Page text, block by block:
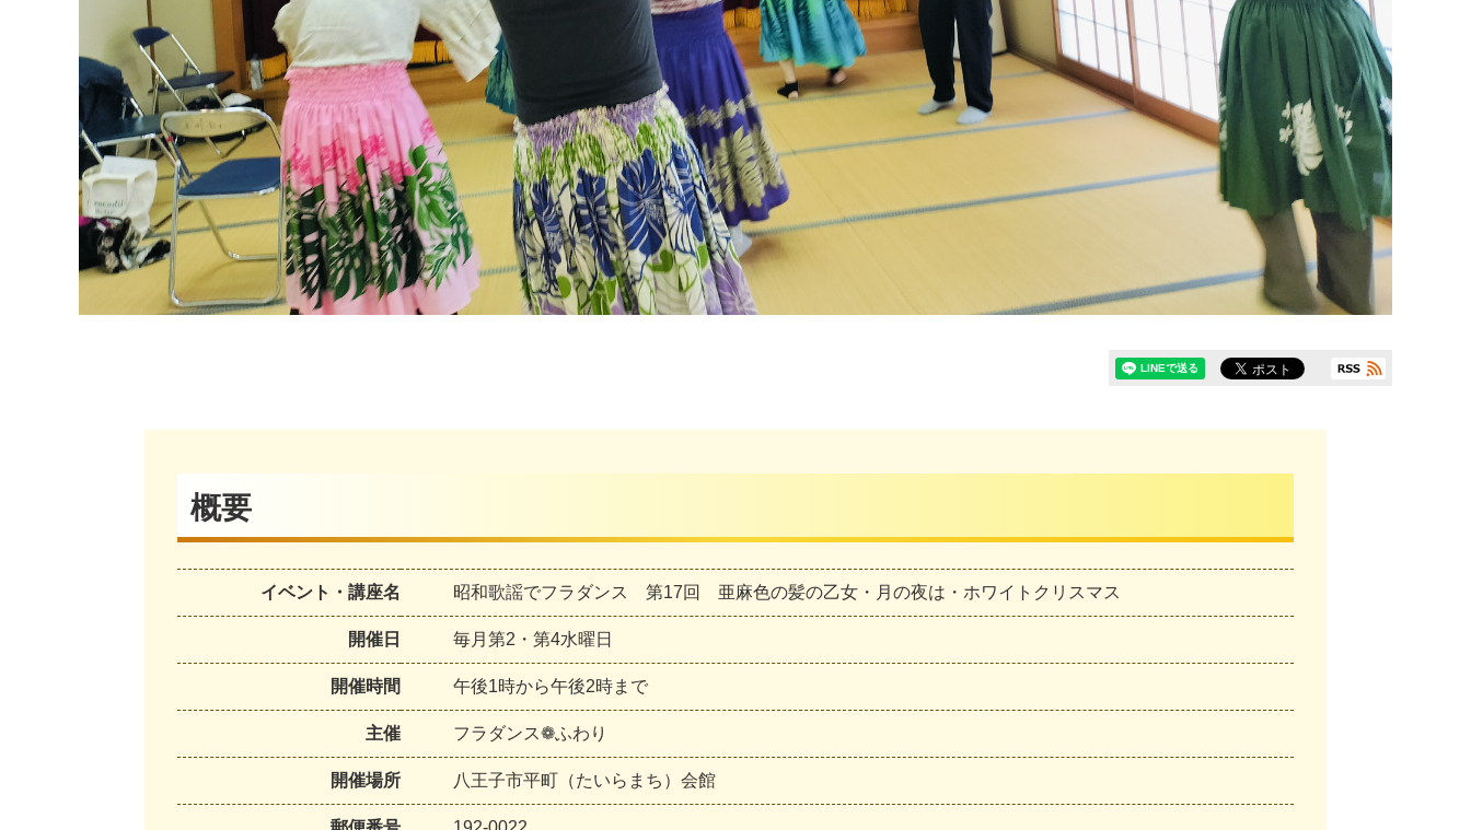
概要
イベント・講座名 昭和歌謡でフラダンス 第17回 亜麻色の髪の乙女・月の夜は・ホワイトクリスマス
開催日 毎月第2・第4水曜日
開催時間 午後1時から午後2時まで
主催 フラダンス❁ふわり
開催場所 八王子市平町（たいらまち）会館